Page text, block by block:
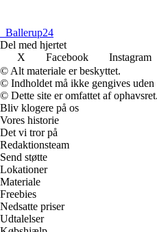
Ballerup24
Del med hjertet
X
Facebook Instagram
© Alt materiale er beskyttet.
© Indholdet må ikke gengives
© Dette site er omfattet af
Bliv klogere på os
Vores historie
Det vi tror på
Redaktionsteam
Send støtte
Lokationer
Materiale
Freebies
Nedsatte priser
Udtalelser